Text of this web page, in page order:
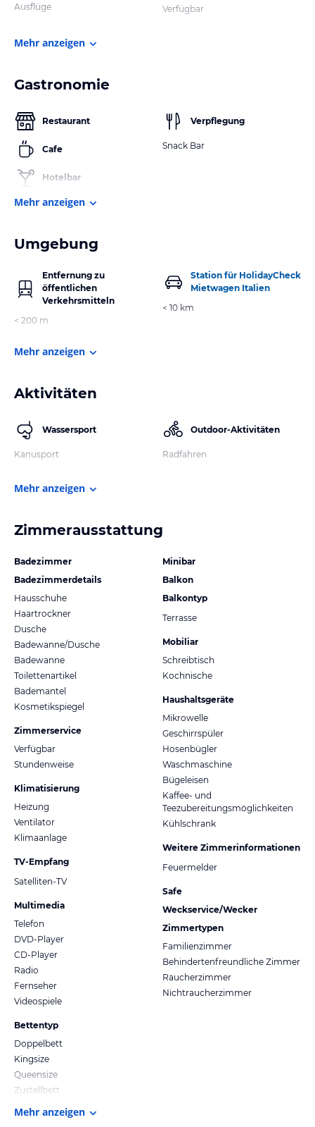
Ausflüge Verfügbar
Mehr anzeigen
Gastronomie
Restaurant
Cafe
Hotelbar
Verpflegung
Snack Bar
Mehr anzeigen
Umgebung
Entfernung zu
öffentlichen
Verkehrsmitteln
< 200 m
Station für HolidayCheck
Mietwagen Italien
< 10 km
Mehr anzeigen
Aktivitäten
Wassersport
Kanusport
Outdoor-Aktivitäten
Radfahren
Mehr anzeigen
Zimmerausstattung
Badezimmer
Badezimmerdetails
Hausschuhe
Haartrockner
Dusche
Badewanne/Dusche
Badewanne
Toilettenartikel
Bademantel
Kosmetikspiegel
Zimmerservice
Verfügbar
Stundenweise
Klimatisierung
Heizung
Ventilator
Klimaanlage
TV-Empfang
Satelliten-TV
Multimedia
Telefon
DVD-Player
CD-Player
Radio
Fernseher
Videospiele
Bettentyp
Doppelbett
Kingsize
Queensize
Zustellbett
Minibar
Balkon
Balkontyp
Terrasse
Mobiliar
Schreibtisch
Kochnische
Haushaltsgeräte
Mikrowelle
Geschirrspüler
Hosenbügler
Waschmaschine
Bügeleisen
Kaffee- und
Teezubereitungsmöglichkeiten
Kühlschrank
Weitere Zimmerinformationen
Feuermelder
Safe
Weckservice/Wecker
Zimmertypen
Familienzimmer
Behindertenfreundliche Zimmer
Raucherzimmer
Nichtraucherzimmer
Mehr anzeigen